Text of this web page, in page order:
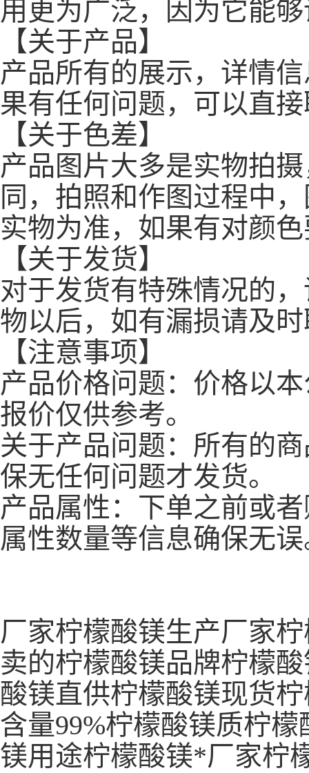
用更为广泛，因为它能
【关于产品】
产品所有的展示，详情
果有任何问题，可以直
【关于色差】
产品图片大多是实物拍
同，拍照和作图过程中
实物为准，如果有对颜
【关于发货】
对于发货有特殊情况的
物以后，如有漏损请及
【注意事项】
产品价格问题：价格以
报价仅供参考。
关于产品问题：所有的
保无任何问题才发货。
产品属性：下单之前或
属性数量等信息确保无
厂家柠檬酸镁生产厂家
卖的柠檬酸镁品牌柠檬
酸镁直供柠檬酸镁现货
含量99%柠檬酸镁质柠
镁用途柠檬酸镁*厂家柠